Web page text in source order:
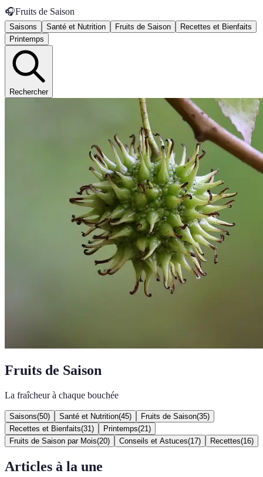
🎧Fruits de Saison
Saisons Santé et Nutrition Fruits de Saison
Recettes et Bienfaits
Printemps
Rechercher
Fruits de Saison
La fraîcheur à chaque bouchée
Saisons(50) Santé et Nutrition(45) Fruits de Saison(35)
Recettes et Bienfaits(31 ) Printemps(21 )
Fruits de Saison par Mois(20) Conseils et Astuces(17) Recettes(16)
Articles à la une